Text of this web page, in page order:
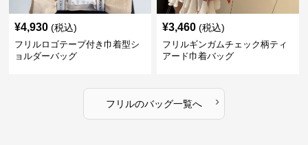
¥4,930 (税込)
フリルロゴテープ付き巾着型シ
ョルダーバッグ
¥3,460 (税込)
フリルギンガムチェック柄ティ
アード巾着バッグ
フリルのバッグ一覧へ ›